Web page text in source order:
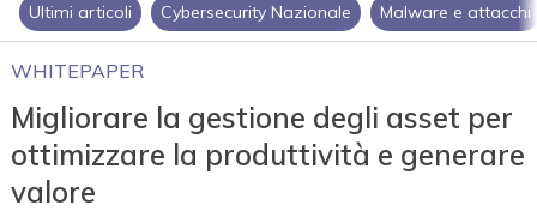
Ultimi articoli Cybersecurity Nazionale Malware e attacchi
WHITEPAPER
Migliorare la gestione degli asset per
ottimizzare la produttività e generare
valore